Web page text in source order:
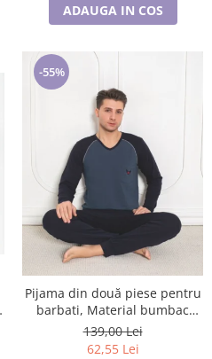
ADAUGA IN COS
-55%
Pijama din două piese pentru
barbati, Material bumbac
Lycra Baki906
139,00 Lei
62,55 Lei